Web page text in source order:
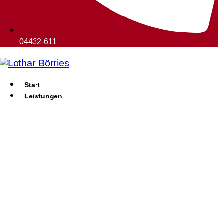
04432-611
Start
Leistungen